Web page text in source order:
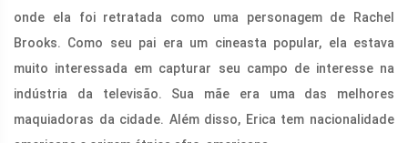
onde ela foi retratada como uma personagem de Rachel
Brooks. Como seu pai era um cineasta popular, ela estava
muito interessada em capturar seu campo de interesse na
indústria da televisão. Sua mãe era uma das melhores
maquiadoras da cidade. Além disso, Erica tem nacionalidade